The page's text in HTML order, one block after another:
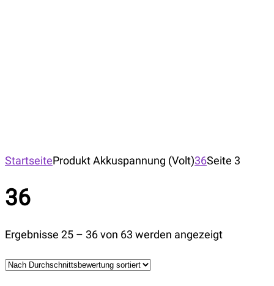
StartseiteProdukt Akkuspannung (Volt)36Seite 3
36
Ergebnisse 25 – 36 von 63 werden angezeigt